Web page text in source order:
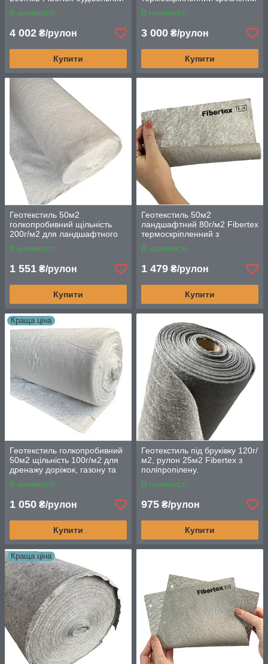
високоміцний
В наявності
4 002 ₴/рулон
Купити
із екологічного поліпропілену
В наявності
3 000 ₴/рулон
Купити
Геотекстиль 50м2
голкопробивний щільність
200г/м2 для ландшафтного
дизайну та будівництва
В наявності
1 551 ₴/рулон
Купити
Геотекстиль 50м2
ландшафтний 80г/м2 Fibertex
термоскріпленний з
високоякісного поліпропілену
В наявності
1 479 ₴/рулон
Купити
Краща ціна
Геотекстиль голкопробивний
50м2 щільність 100г/м2 для
дренажу доріжок, газону та
ставків
В наявності
1 050 ₴/рулон
Купити
Геотекстиль під бруківку 120г/
м2, рулон 25м2 Fibertex з
поліпропілену.
В наявності
975 ₴/рулон
Купити
Краща ціна